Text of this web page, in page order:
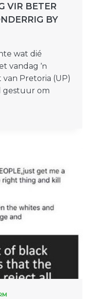
VIR BETER
BY
wat dié
vandag ŉ
Pretoria (UP)
gestuur om